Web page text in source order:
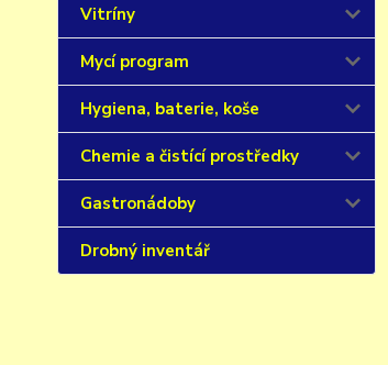
Vitríny
Mycí program
Hygiena, baterie, koše
Chemie a čistící prostředky
Gastronádoby
Drobný inventář